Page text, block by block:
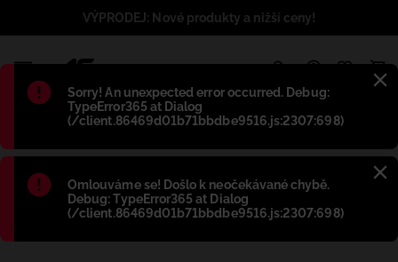
Błąd:
Sorry! An unexpected error occurred. Debug:
TypeError365 at Dialog
(/client.86469d01b71bbdbe9516.js:2307:698)
Błąd:
Omlouváme se! Došlo k neočekávané chybě.
Debug: TypeError365 at Dialog
(/client.86469d01b71bbdbe9516.js:2307:698)
VÝPRODEJ: Nové produkty a nižší ceny!